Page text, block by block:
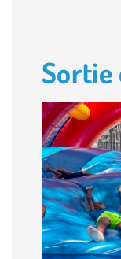
Sortie